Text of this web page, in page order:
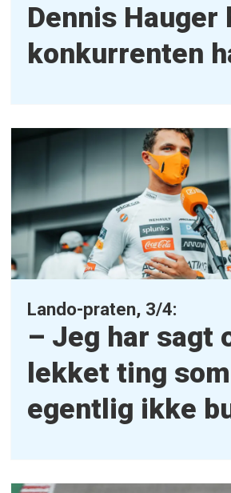
Dennis Hauger
konkurrenten
Lando-praten, 3/4:
– Jeg har sagt
lekket ting
egentlig ikke